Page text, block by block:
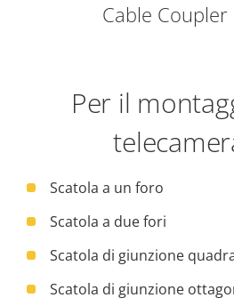
Cable
Per il
Scatola a un foro
Scatola a due fori
Scatola di giunzione
Scatola di giunzione